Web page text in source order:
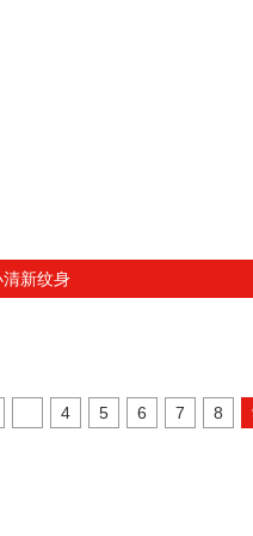
清新纹身
4 5 6 7 8